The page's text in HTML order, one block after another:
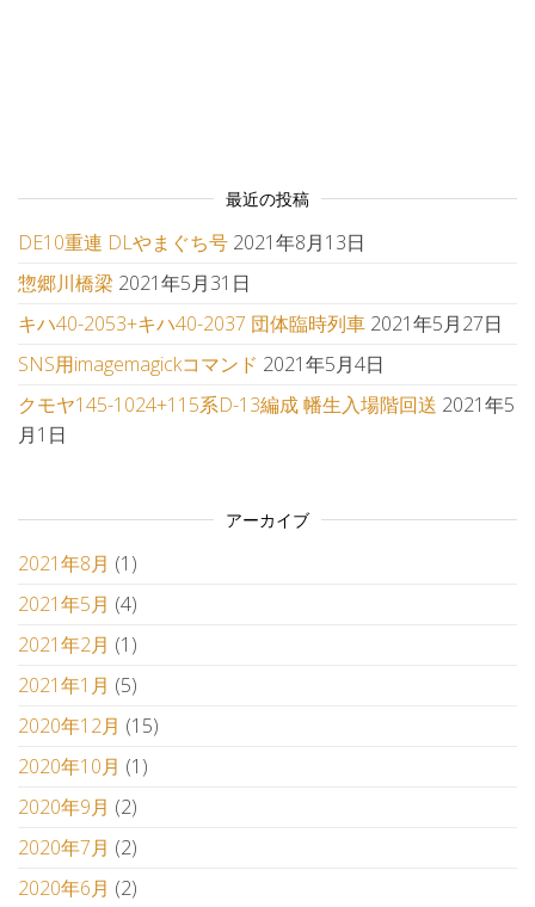
最近の投稿
DE10重連 DLやまぐち号 2021年8月13日
惣郷川橋梁 2021年5月31日
キハ40-2053+キハ40-2037 団体臨時列車 2021年5月27日
SNS用imagemagickコマンド 2021年5月4日
クモヤ145-1024+115系D-13編成 幡生入場階回送 2021年5
月1日
アーカイブ
2021年8月 (1)
2021年5月 (4)
2021年2月 (1)
2021年1月 (5)
2020年12月 (15)
2020年10月 (1)
2020年9月 (2)
2020年7月 (2)
2020年6月 (2)